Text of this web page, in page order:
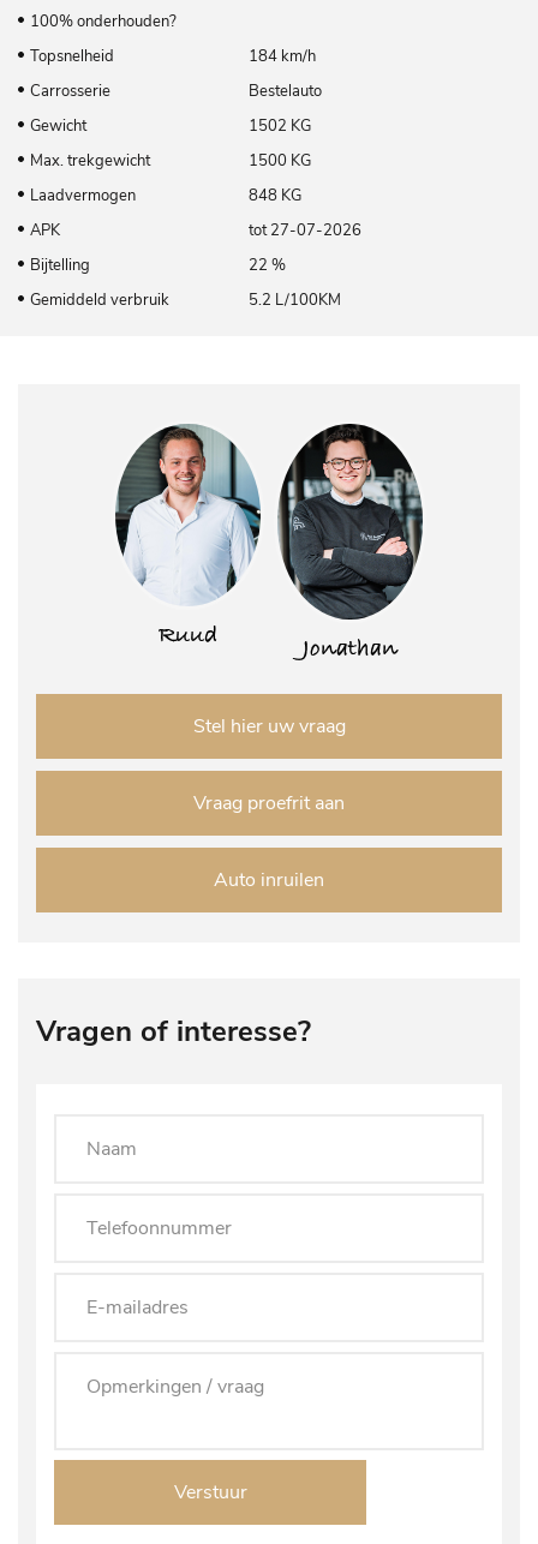
100% onderhouden?
Topsnelheid
184 km/h
Carrosserie
Bestelauto
Gewicht
1502 KG
Max. trekgewicht
1500 KG
Laadvermogen
848 KG
APK
tot 27-07-2026
Bijtelling
22 %
Gemiddeld verbruik
5.2 L/100KM
Ruud Jonathan
Stel hier uw vraag
Vraag proefrit aan
Auto inruilen
Vragen of interesse?
Verstuur